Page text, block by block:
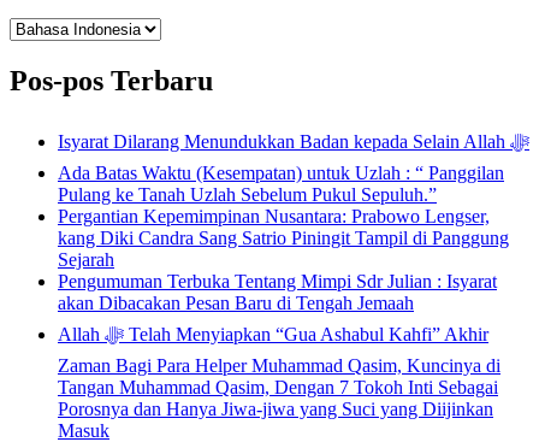
Pengalih
Pos-pos Terbaru
Isyarat Dilarang Menundukkan Badan kepada Selain Allah ﷻ
Ada Batas Waktu (Kesempatan) untuk Uzlah : “ Panggilan
Pulang ke Tanah Uzlah Sebelum Pukul Sepuluh.”
Pergantian Kepemimpinan Nusantara: Prabowo Lengser,
kang Diki Candra Sang Satrio Piningit Tampil di Panggung
Sejarah
Pengumuman Terbuka Tentang Mimpi Sdr Julian : Isyarat
akan Dibacakan Pesan Baru di Tengah Jemaah
Allah ﷻ Telah Menyiapkan “Gua Ashabul Kahfi” Akhir
Zaman Bagi Para Helper Muhammad Qasim, Kuncinya di
Tangan Muhammad Qasim, Dengan 7 Tokoh Inti Sebagai
Porosnya dan Hanya Jiwa-jiwa yang Suci yang Diijinkan
Masuk